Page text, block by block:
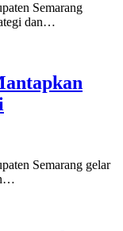
Semarang
dan…
Semarang gelar